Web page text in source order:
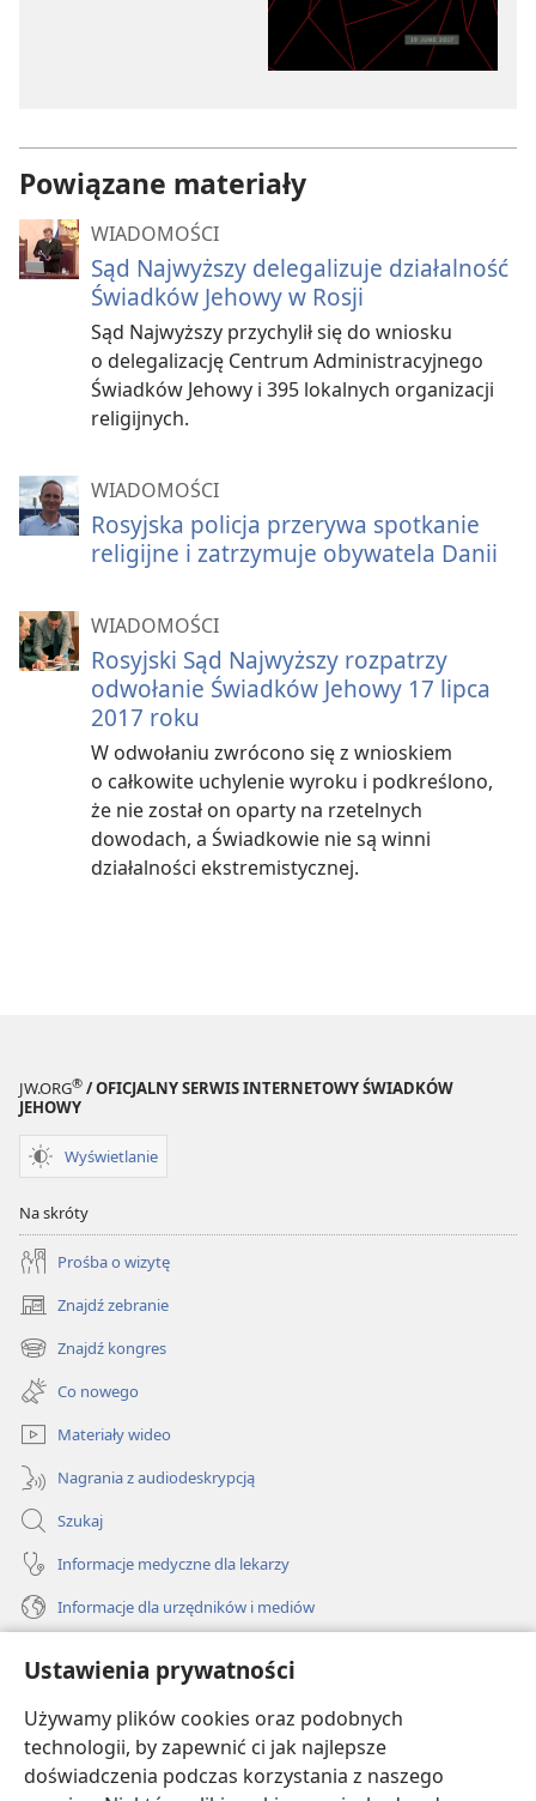
Ustawienia prywatności
Używamy plików cookies oraz podobnych
technologii, by zapewnić ci jak najlepsze
doświadczenia podczas korzystania z naszego
Powiązane materiały
WIADOMOŚCI
Sąd Najwyższy delegalizuje działalność
Świadków Jehowy w Rosji
Sąd Najwyższy przychylił się do wniosku
o delegalizację Centrum Administracyjnego
Świadków Jehowy i 395 lokalnych organizacji
religijnych.
WIADOMOŚCI
Rosyjska policja przerywa spotkanie
religijne i zatrzymuje obywatela Danii
WIADOMOŚCI
Rosyjski Sąd Najwyższy rozpatrzy
odwołanie Świadków Jehowy 17 lipca
2017 roku
W odwołaniu zwrócono się z wnioskiem
o całkowite uchylenie wyroku i podkreślono,
że nie został on oparty na rzetelnych
dowodach, a Świadkowie nie są winni
działalności ekstremistycznej.
JW.ORG® / OFICJALNY SERWIS INTERNETOWY ŚWIADKÓW
JEHOWY
Wyświetlanie
Na skróty
Prośba o wizytę
Znajdź zebranie
(opens
new
window)
Znajdź kongres
(opens
new
window)
Co nowego
Materiały wideo
Nagrania z audiodeskrypcją
Szukaj
Informacje medyczne dla lekarzy
Informacje dla urzędników i mediów
Darowizny
(opens
new
window)BIBLIOTEKA INTERNETOWA Strażnicy
(opens